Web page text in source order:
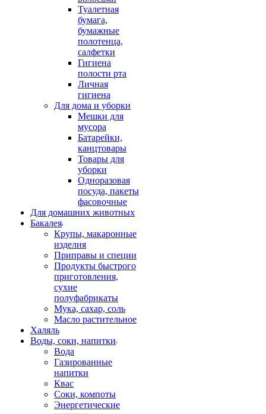
Туалетная
бумага,
бумажные
полотенца,
салфетки
Гигиена
полости рта
Личная
гигиена
Для дома и уборки
Мешки для
мусора
Батарейки,
канцтовары
Товары для
уборки
Одноразовая
посуда, пакеты
фасовочные
Для домашних животных
Бакалея
Крупы, макаронные
изделия
Приправы и специи
Продукты быстрого
приготовления,
сухие
полуфабрикаты
Мука, сахар, соль
Масло растительное
Халяль
Воды, соки, напитки
Вода
Газированные
напитки
Квас
Соки, компоты
Энергетические